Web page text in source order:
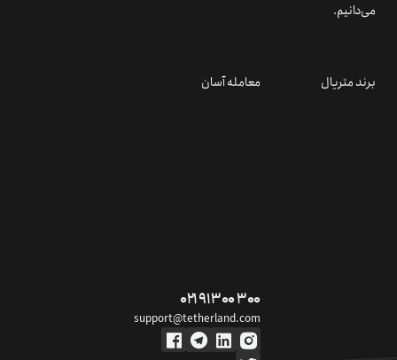
می‌دانیم.
برند متریال معامله آسان
۰۲۱ ۹۱ ۳۰۰ ۳۰۰
support@tetherland.com